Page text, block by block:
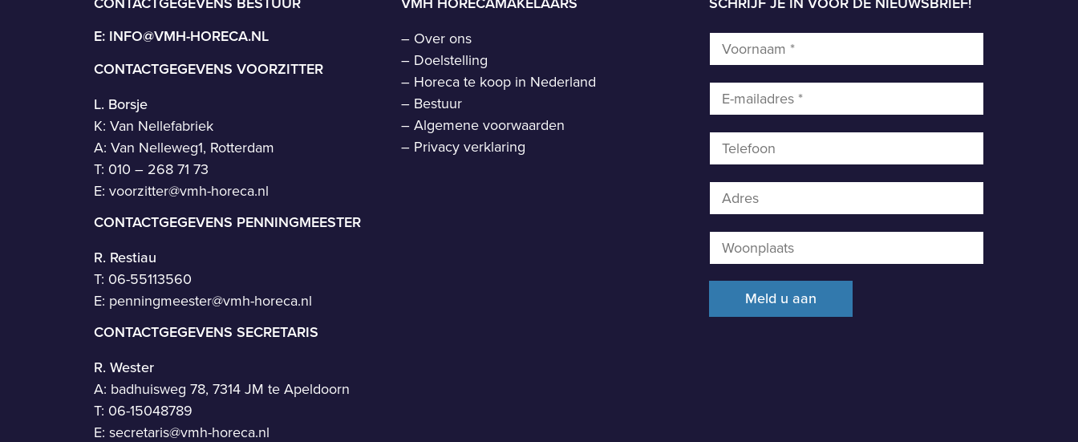
E: INFO@VMH-HORECA.NL
CONTACTGEGEVENS VOORZITTER
L. Borsje
K: Van Nellefabriek
A: Van Nelleweg1, Rotterdam
T: 010 – 268 71 73
E: voorzitter@vmh-horeca.nl
CONTACTGEGEVENS PENNINGMEESTER
R. Restiau
T: 06-55113560
E: penningmeester@vmh-horeca.nl
CONTACTGEGEVENS SECRETARIS
R. Wester
A: badhuisweg 78, 7314 JM te Apeldoorn
T: 06-15048789
E: secretaris@vmh-horeca.nl
– Over ons
– Doelstelling
– Horeca te koop in Nederland
– Bestuur
–Algemene voorwaarden
– Privacy verklaring